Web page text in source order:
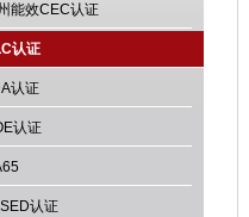
能效CEC认证
认证
认证
认证
认证